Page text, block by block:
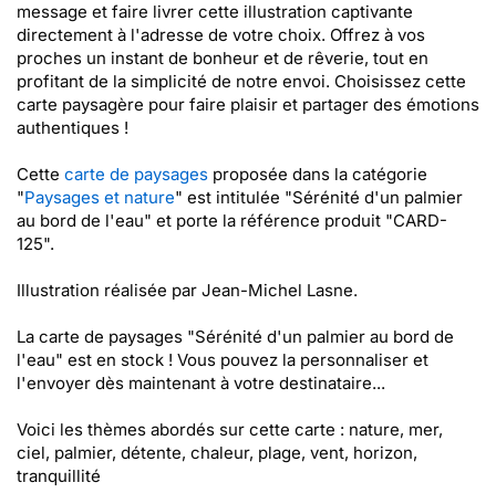
message et faire livrer cette illustration captivante
directement à l'adresse de votre choix. Offrez à vos
proches un instant de bonheur et de rêverie, tout en
profitant de la simplicité de notre envoi. Choisissez cette
carte paysagère pour faire plaisir et partager des émotions
authentiques !
Cette carte de paysages proposée dans la catégorie
"Paysages et nature" est intitulée "Sérénité d'un palmier
au bord de l'eau" et porte la référence produit "CARD-
125".
Illustration réalisée par Jean-Michel Lasne.
La carte de paysages "Sérénité d'un palmier au bord de
l'eau" est en stock ! Vous pouvez la personnaliser et
l'envoyer dès maintenant à votre destinataire...
Voici les thèmes abordés sur cette carte : nature, mer,
ciel, palmier, détente, chaleur, plage, vent, horizon,
tranquillité